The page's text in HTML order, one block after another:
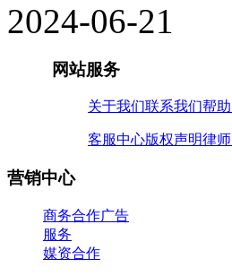
2024-06-21
网站服务
关于我们联系我们帮助
客服中心版权声明律师
营销中心
商务合作广告
服务
媒资合作